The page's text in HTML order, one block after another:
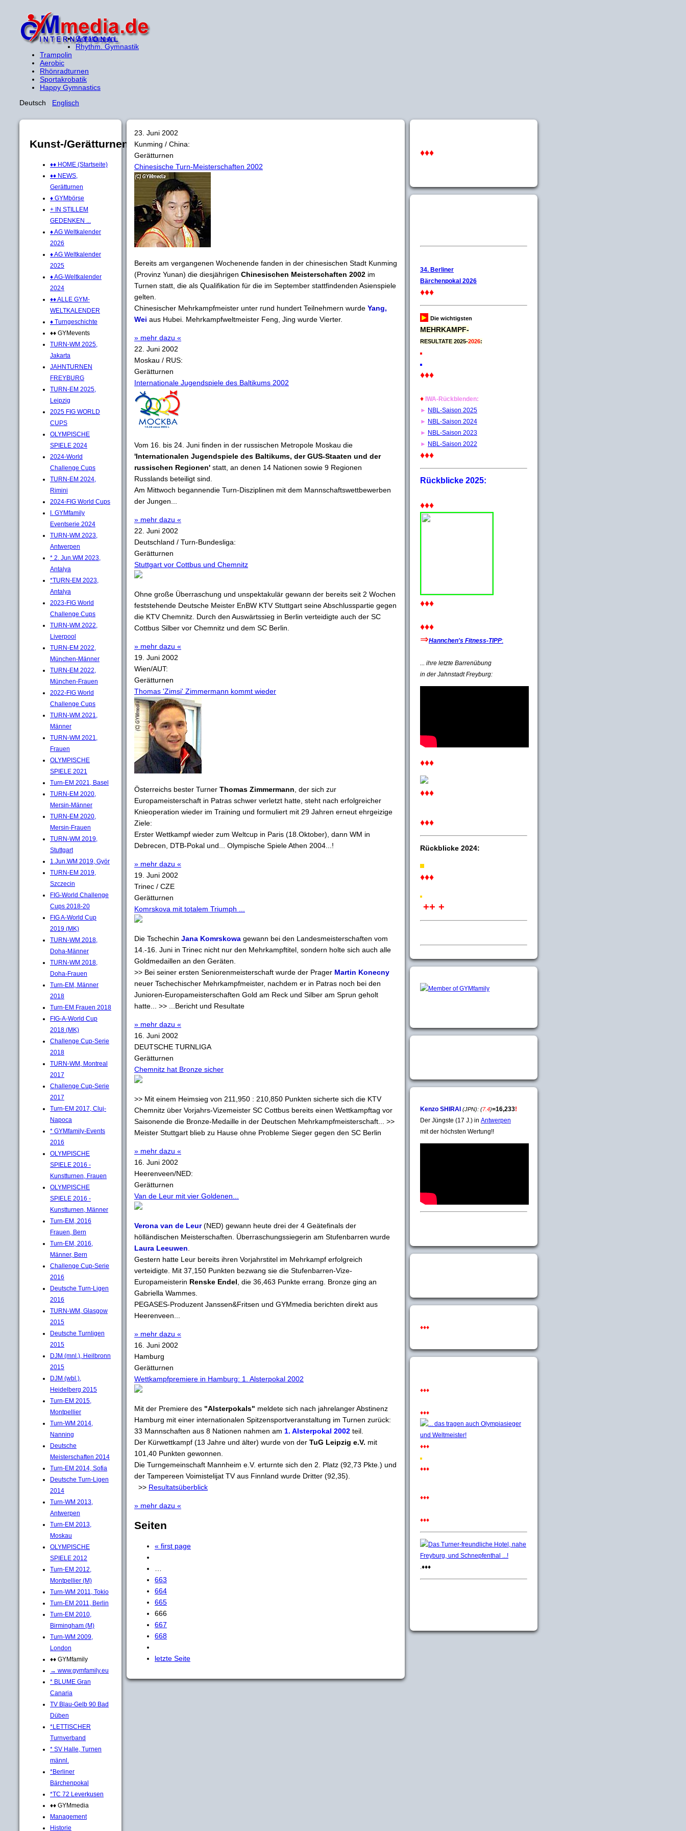
Gerätturnen
Rhythm. Gymnastik
Trampolin
Aerobic
Rhönradturnen
Sportakrobatik
Happy Gymnastics
Deutsch Englisch
Kunst-/Gerätturnen
♦♦ HOME (Startseite)
♦♦ NEWS,
Gerätturnen
♦ GYMbörse
+ IN STILLEM
GEDENKEN ...
♦ AG Weltkalender
2026
♦ AG Weltkalender
2025
♦ AG-Weltkalender
2024
♦♦ ALLE GYM-
WELTKALENDER
♦ Turngeschichte
♦♦ GYMevents
TURN-WM 2025,
Jakarta
JAHNTURNEN
FREYBURG
TURN-EM 2025,
Leipzig
2025 FIG WORLD
CUPS
OLYMPISCHE
SPIELE 2024
2024-World
Challenge Cups
TURN-EM 2024,
Rimini
2024-FIG World Cups
I. GYMfamily
Eventserie 2024
TURN-WM 2023,
Antwerpen
* 2. Jun.WM 2023,
Antalya
*TURN-EM 2023,
Antalya
2023-FIG World
Challenge Cups
TURN-WM 2022,
Liverpool
TURN-EM 2022,
München-Männer
TURN-EM 2022,
München-Frauen
2022-FIG World
Challenge Cups
TURN-WM 2021,
Männer
TURN-WM 2021,
Frauen
OLYMPISCHE
SPIELE 2021
Turn-EM 2021, Basel
TURN-EM 2020,
Mersin-Männer
TURN-EM 2020,
Mersin-Frauen
TURN-WM 2019,
Stuttgart
1.Jun.WM 2019, Györ
TURN-EM 2019,
Szczecin
FIG-World Challenge
Cups 2018-20
FIG A-World Cup
2019 (MK)
TURN-WM 2018,
Doha-Männer
TURN-WM 2018,
Doha-Frauen
Turn-EM, Männer
2018
Turn-EM Frauen 2018
FIG-A-World Cup
2018 (MK)
Challenge Cup-Serie
2018
TURN-WM, Montreal
2017
Challenge Cup-Serie
2017
Turn-EM 2017, Cluj-
Napoca
* GYMfamily-Events
2016
OLYMPISCHE
SPIELE 2016 -
Kunstturnen, Frauen
OLYMPISCHE
SPIELE 2016 -
Kunstturnen, Männer
Turn-EM, 2016
Frauen, Bern
Turn-EM, 2016,
Männer, Bern
Challenge Cup-Serie
2016
Deutsche Turn-Ligen
2016
TURN-WM, Glasgow
2015
Deutsche Turnligen
2015
DJM (mnl.), Heilbronn
2015
DJM (wbl.),
Heidelberg 2015
Turn-EM 2015,
Montpellier
Turn-WM 2014,
Nanning
Deutsche
Meisterschaften 2014
Turn-EM 2014, Sofia
Deutsche Turn-Ligen
2014
Turn-WM 2013,
Antwerpen
Turn-EM 2013,
Moskau
OLYMPISCHE
SPIELE 2012
Turn-EM 2012,
Montpellier (M)
Turn-WM 2011, Tokio
Turn-EM 2011, Berlin
Turn-EM 2010,
Birmingham (M)
Turn-WM 2009,
London
♦♦ GYMfamily
→ www.gymfamily.eu
* BLUME Gran
Canaria
TV Blau-Gelb 90 Bad
Düben
*LETTISCHER
Turnverband
* SV Halle, Turnen
männl.
*Berliner
Bärchenpokal
*TC 72 Leverkusen
♦♦ GYMmedia
Management
Historie
23. Juni 2002
Kunming / China:
Gerätturnen
Chinesische Turn-Meisterschaften 2002
Bereits am vergangenen Wochenende fanden in der chinesischen Stadt Kunming
(Provinz Yunan) die diesjährigen Chinesischen Meisterschaften 2002 im
Turnen statt, die als Qualifikation für die im September stattfindenden Asienspiele
gelten.
Chinesischer Mehrkampfmeister unter rund hundert Teilnehmern wurde Yang,
Wei aus Hubei. Mehrkampfweltmeister Feng, Jing wurde Vierter.
» mehr dazu «
22. Juni 2002
Moskau / RUS:
Gerätturnen
Internationale Jugendspiele des Baltikums 2002
Vom 16. bis 24. Juni finden in der russischen Metropole Moskau die
'Internationalen Jugendspiele des Baltikums, der GUS-Staaten und der
russischen Regionen' statt, an denen 14 Nationen sowie 9 Regionen
Russlands beteiligt sind.
Am Mittwoch begannendie Turn-Disziplinen mit dem Mannschaftswettbewerben
der Jungen...
» mehr dazu «
22. Juni 2002
Deutschland / Turn-Bundesliga:
Gerätturnen
Stuttgart vor Cottbus und Chemnitz
Ohne große Überraschung und unspektakulär gewann der bereits seit 2 Wochen
feststehende Deutsche Meister EnBW KTV Stuttgart seine Abschlusspartie gegen
die KTV Chemnitz. Durch den Auswärtssieg in Berlin verteidigte auch der SC
Cottbus Silber vor Chemnitz und dem SC Berlin.
» mehr dazu «
19. Juni 2002
Wien/AUT:
Gerätturnen
Thomas 'Zimsi' Zimmermann kommt wieder
Österreichs bester Turner Thomas Zimmermann , der sich zur
Europameisterschaft in Patras schwer verletzt hatte, steht nach erfolgreicher
Knieoperation wieder im Training und formuliert mit 29 Jahren erneut ehrgeizige
Ziele:
Erster Wettkampf wieder zum Weltcup in Paris (18.Oktober), dann WM in
Debrecen, DTB-Pokal und... Olympische Spiele Athen 2004...!
» mehr dazu «
19. Juni 2002
Trinec / CZE
Gerätturnen
Komrskova mit totalem Triumph ...
Die Tschechin Jana Komrskowa gewann bei den Landesmeisterschaften vom
14.-16. Juni in Trinec nicht nur den Mehrkampftitel, sondern holte sich auch alle
Goldmedaillen an den Geräten.
>> Bei seiner ersten Seniorenmeisterschaft wurde der Prager Martin Konecny
neuer Tschechischer Mehrkampfmeister, nachdem er in Patras noch bei den
Junioren-Europameisterschaften Gold am Reck und Silber am Sprun geholt
hatte... >> ...Bericht und Resultate
» mehr dazu «
16. Juni 2002
DEUTSCHE TURNLIGA
Gerätturnen
Chemnitz hat Bronze sicher
>> Mit einem Heimsieg von 211,950 : 210,850 Punkten sicherte sich die KTV
Chemnitz über Vorjahrs-Vizemeister SC Cottbus bereits einen Wettkampftag vor
Saisonende die Bronze-Medaille in der Deutschen Mehrkampfmeisterschaft... >>
Meister Stuttgart blieb zu Hause ohne Probleme Sieger gegen den SC Berlin
» mehr dazu «
16. Juni 2002
Heerenveen/NED:
Gerätturnen
Van de Leur mit vier Goldenen...
Verona van de Leur(NED) gewann heute drei der 4 Geätefinals der
hölländischen Meisterschaften. Überraschungssiegerin am Stufenbarren wurde
Laura Leeuwen
Gestern hatte Leur bereits ihren Vorjahrstitel im Mehrkampf erfolgreich
verteidigte. Mit 37,150 Punkten bezwang sie die Stufenbarren-Vize-
Europameisterin Renske Endel , die 36,463 Punkte errang. Bronze ging an
Gabriella Wammes.
PEGASES-Produzent Janssen&Fritsen und GYMmedia berichten direkt aus
Heerenveen...
» mehr dazu «
16. Juni 2002
Hamburg
Gerätturnen
Wettkampfpremiere in Hamburg: 1. Alsterpokal 2002
Mit der Premiere des "Alsterpokals" meldete sich nach jahrelanger Abstinenz
Hamburg mit einer internationalen Spitzensportveranstaltung im Turnen zurück:
33 Mannschaften aus 8 Nationen nahmen am 1. Alsterpokal 2002 teil.
Der Kürwettkampf (13 Jahre und älter) wurde von der TuG Leipzig e.V. mit
101,40 Punkten gewonnen.
Die Turngemeinschaft Mannheim e.V. erturnte sich den 2. Platz (92,73 Pkte.) und
der Tampereen Voimistelijat TV aus Finnland wurde Dritter (92,35).
>> Resultatsüberblick
» mehr dazu «
Seiten
« first page
663
664
665
666
667
668
letzte Seite
♦♦♦
34. Berliner
Bärchenpokal 2026
♦♦♦
► Die wichtigsten
MEHRKAMPF-
RESULTATE 2025-2026:
♦♦♦
♦ IWA-Rückblenden:
► NBL-Saison 2025
► NBL-Saison 2024
► NBL-Saison 2023
► NBL-Saison 2022
♦♦♦
Rückblicke 2025:
♦♦♦
♦♦♦
♦♦♦
⇒Hannchen's Fitness-TIPP:
... ihre letzte Barrenübung
in der Jahnstadt Freyburg:
♦♦♦
♦♦♦
♦♦♦
Rückblicke 2024:
♦♦♦
++ +
Kenzo SHIRAI (JPN): (7.4)=16,233!
Der Jüngste (17 J.) in Antwerpen
mit der höchsten Wertung!!
♦♦♦
♦♦♦
♦♦♦
♦♦♦
♦♦♦
♦♦♦
♦♦♦
.♦♦♦